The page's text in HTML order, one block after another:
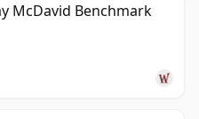
McDavid Benchmark